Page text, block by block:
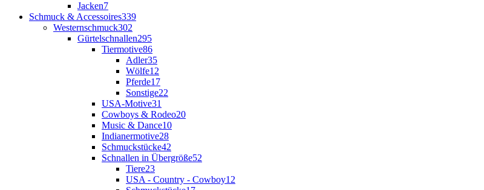
Jacken7
Schmuck & Accessoires339
Westernschmuck302
Gürtelschnallen295
Tiermotive86
Adler35
Wölfe12
Pferde17
Sonstige22
USA-Motive31
Cowboys & Rodeo20
Music & Dance10
Indianermotive28
Schmuckstücke42
Schnallen in Übergröße52
Tiere23
USA - Country - Cowboy12